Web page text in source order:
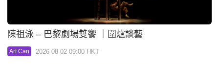
陳祖泳 – 巴黎劇場雙饗 ｜圍爐談藝
Art Can 2026-08-02 09:00 HKT